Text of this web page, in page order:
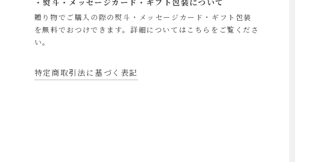
贈り物でご購入の際の熨斗・メッセージカード・ギフト包装
を無料でおつけできます。詳細についてはこちらをご覧くださ
い。
特定商取引法に基づく表記